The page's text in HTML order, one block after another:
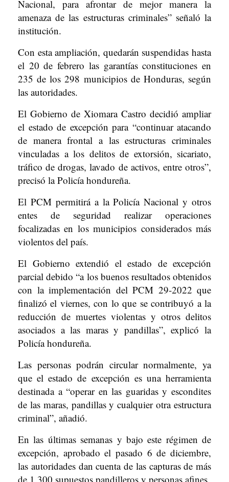
Nacional, para afrontar de mejor manera la
amenaza de las estructuras criminales” señaló la
institución.
Con esta ampliación, quedarán suspendidas hasta
el 20 de febrero las garantías constituciones en
235 de los 298 municipios de Honduras, según
las autoridades.
El Gobierno de Xiomara Castro decidió ampliar
el estado de excepción para “continuar atacando
de manera frontal a las estructuras criminales
vinculadas a los delitos de extorsión, sicariato,
tráfico de drogas, lavado de activos, entre otros”,
precisó la Policía hondureña.
El PCM permitirá a la Policía Nacional y otros
entes de seguridad realizar operaciones
focalizadas en los municipios considerados más
violentos del país.
El Gobierno extendió el estado de excepción
parcial debido “a los buenos resultados obtenidos
con la implementación del PCM 29-2022 que
finalizó el viernes, con lo que se contribuyó a la
reducción de muertes violentas y otros delitos
asociados a las maras y pandillas”, explicó la
Policía hondureña.
Las personas podrán circular normalmente, ya
que el estado de excepción es una herramienta
destinada a “operar en las guaridas y escondites
de las maras, pandillas y cualquier otra estructura
criminal”, añadió.
En las últimas semanas y bajo este régimen de
excepción, aprobado el pasado 6 de diciembre,
las autoridades dan cuenta de las capturas de más
de 1.300 supuestos pandilleros y personas afines.